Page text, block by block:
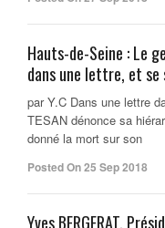
Hauts-de-Seine : Le
dans une lettre, et se
par Y.C Dans une lettre
TESAN dénonce sa
donné la mort sur son
Posted On 25 Sep 2018
Yves BERGERAT,